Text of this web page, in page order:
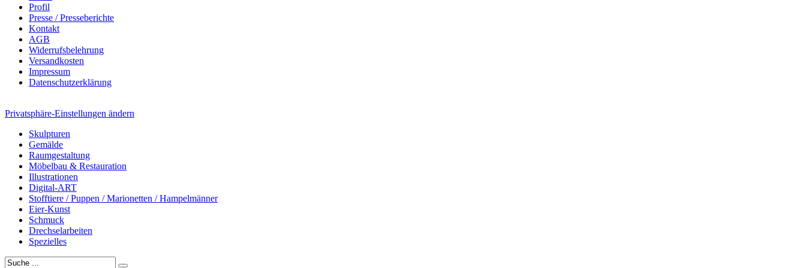
Profil
Presse / Presseberichte
Kontakt
AGB
Widerrufsbelehrung
Versandkosten
Impressum
Datenschutzerklärung
Privatsphäre-Einstellungen ändern
Skulpturen
Gemälde
Raumgestaltung
Möbelbau & Restauration
Illustrationen
Digital-ART
Stofftiere / Puppen / Marionetten / Hampelmänner
Eier-Kunst
Schmuck
Drechselarbeiten
Spezielles